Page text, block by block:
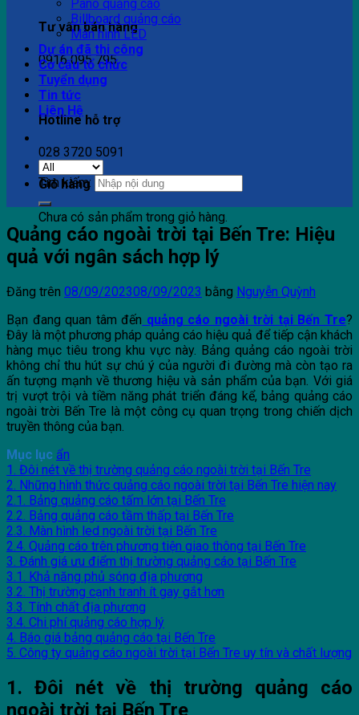
Tư vấn bán hàng
0916 095 795
Hotline hỗ trợ
028 3720 5091
Giỏ hàng
Chưa có sản phẩm trong giỏ hàng.
Pano quảng cáo
Billboard quảng cáo
Màn hình LED
Dự án đã thi công
Cơ cấu tổ chức
Tuyển dụng
Tin tức
Liên Hệ
Tìm kiếm:
Quảng cáo ngoài trời tại Bến Tre: Hiệu
quả với ngân sách hợp lý
Đăng trên 08/09/202308/09/2023 bằng Nguyễn Quỳnh
Bạn đang quan tâm đến quảng cáo ngoài trời tại Bến Tre?
Đây là một phương pháp quảng cáo hiệu quả để tiếp cận khách
hàng mục tiêu trong khu vực này. Bảng quảng cáo ngoài trời
không chỉ thu hút sự chú ý của người đi đường mà còn tạo ra
ấn tượng mạnh về thương hiệu và sản phẩm của bạn. Với giá
trị vượt trội và tiềm năng phát triển đáng kể, bảng quảng cáo
ngoài trời Bến Tre là một công cụ quan trọng trong chiến dịch
truyền thông của bạn.
Mục lục ẩn
1. Đôi nét về thị trường quảng cáo ngoài trời tại Bến Tre
2. Những hình thức quảng cáo ngoài trời tại Bến Tre hiện nay
2.1. Bảng quảng cáo tấm lớn tại Bến Tre
2.2. Bảng quảng cáo tầm thấp tại Bến Tre
2.3. Màn hình led ngoài trời tại Bến Tre
2.4. Quảng cáo trên phương tiện giao thông tại Bến Tre
3. Đánh giá ưu điểm thị trường quảng cáo tại Bến Tre
3.1. Khả năng phủ sóng địa phương
3.2. Thị trường cạnh tranh ít gay gắt hơn
3.3. Tính chất địa phương
3.4. Chi phí quảng cáo hợp lý
4. Báo giá bảng quảng cáo tại Bến Tre
5. Công ty quảng cáo ngoài trời tại Bến Tre uy tín và chất lượng
1. Đôi nét về thị trường quảng cáo
ngoài trời tại Bến Tre